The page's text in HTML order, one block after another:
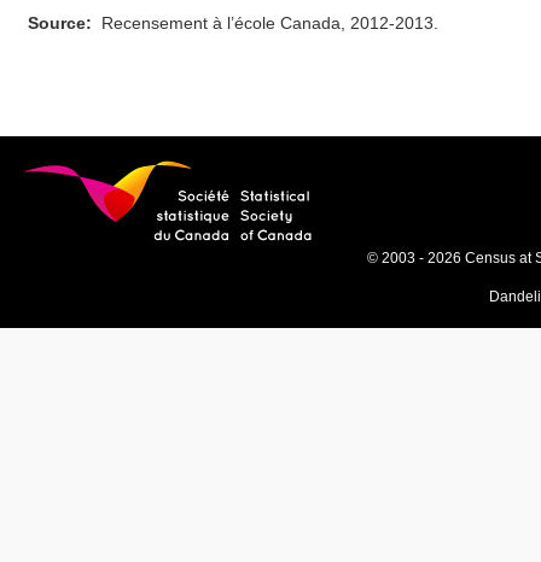
Source: Recensement à l’école Canada, 2012-2013.
© 2003 - 2026 Census at